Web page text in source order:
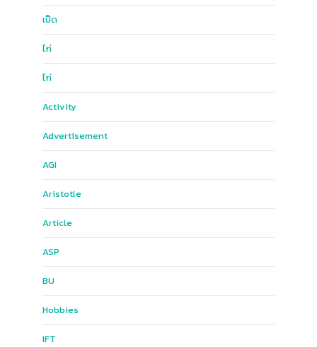
เป็ด
ไก่
ไก่
Activity
Advertisement
AGI
Aristotle
Article
ASP
BU
Hobbies
IFT